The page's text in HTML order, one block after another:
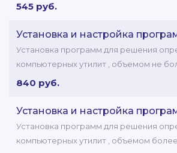
545 руб.
Установка и настройка
Установка программ для решения
компьютерных утилит , объемом не
840 руб.
Установка и настройка
Установка программ для решения
компьютерных утилит , объемом